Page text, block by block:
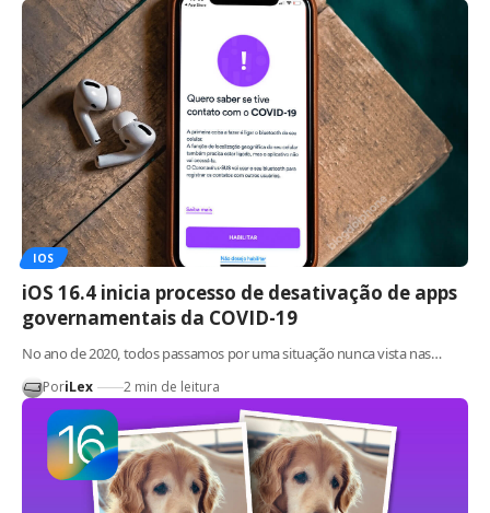
IOS
iOS 16.4 inicia processo de desativação de apps
governamentais da COVID-19
No ano de 2020, todos passamos por uma situação nunca vista nas…
PoriLex 2 min de leitura